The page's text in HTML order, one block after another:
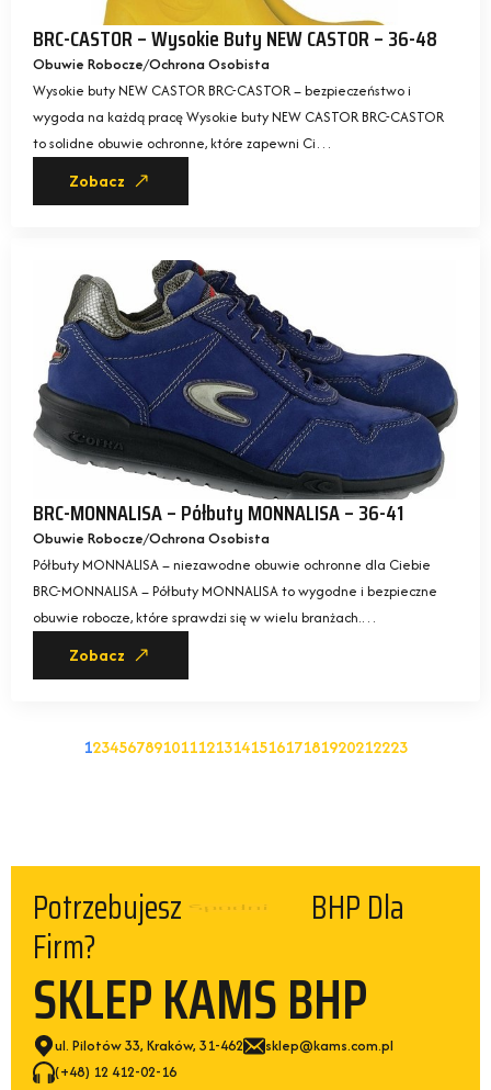
BRC-CASTOR – Wysokie Buty NEW CASTOR – 36-48
Obuwie Robocze Ochrona Osobista
Wysokie buty NEW CASTOR BRC-CASTOR – bezpieczeństwo i
wygoda na każdą pracę Wysokie buty NEW CASTOR BRC-CASTOR
to solidne obuwie ochronne, które zapewni Ci…
Zobacz
BRC-MONNALISA – Półbuty MONNALISA – 36-41
Obuwie Robocze Ochrona Osobista
Półbuty MONNALISA – niezawodne obuwie ochronne dla Ciebie
BRC-MONNALISA – Półbuty MONNALISA to wygodne i bezpieczne
obuwie robocze, które sprawdzi się w wielu branżach.…
Zobacz
1234567891011121314151617181920212223
PotrzebujeszSpodni BHP Dla Firm?
SKLEP KAMS BHP
ul. Pilotów 33, Kraków, 31-462
sklep@kams.com.pl